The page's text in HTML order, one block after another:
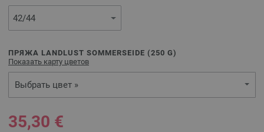
ПРЯЖА LANDLUST SOMMERSEIDE (250 G)
Показать карту цветов
Выбрать цвет »
35,30 €